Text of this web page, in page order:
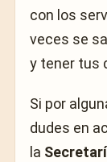
con los
veces se
y tener tus
Si por
dudes en
la